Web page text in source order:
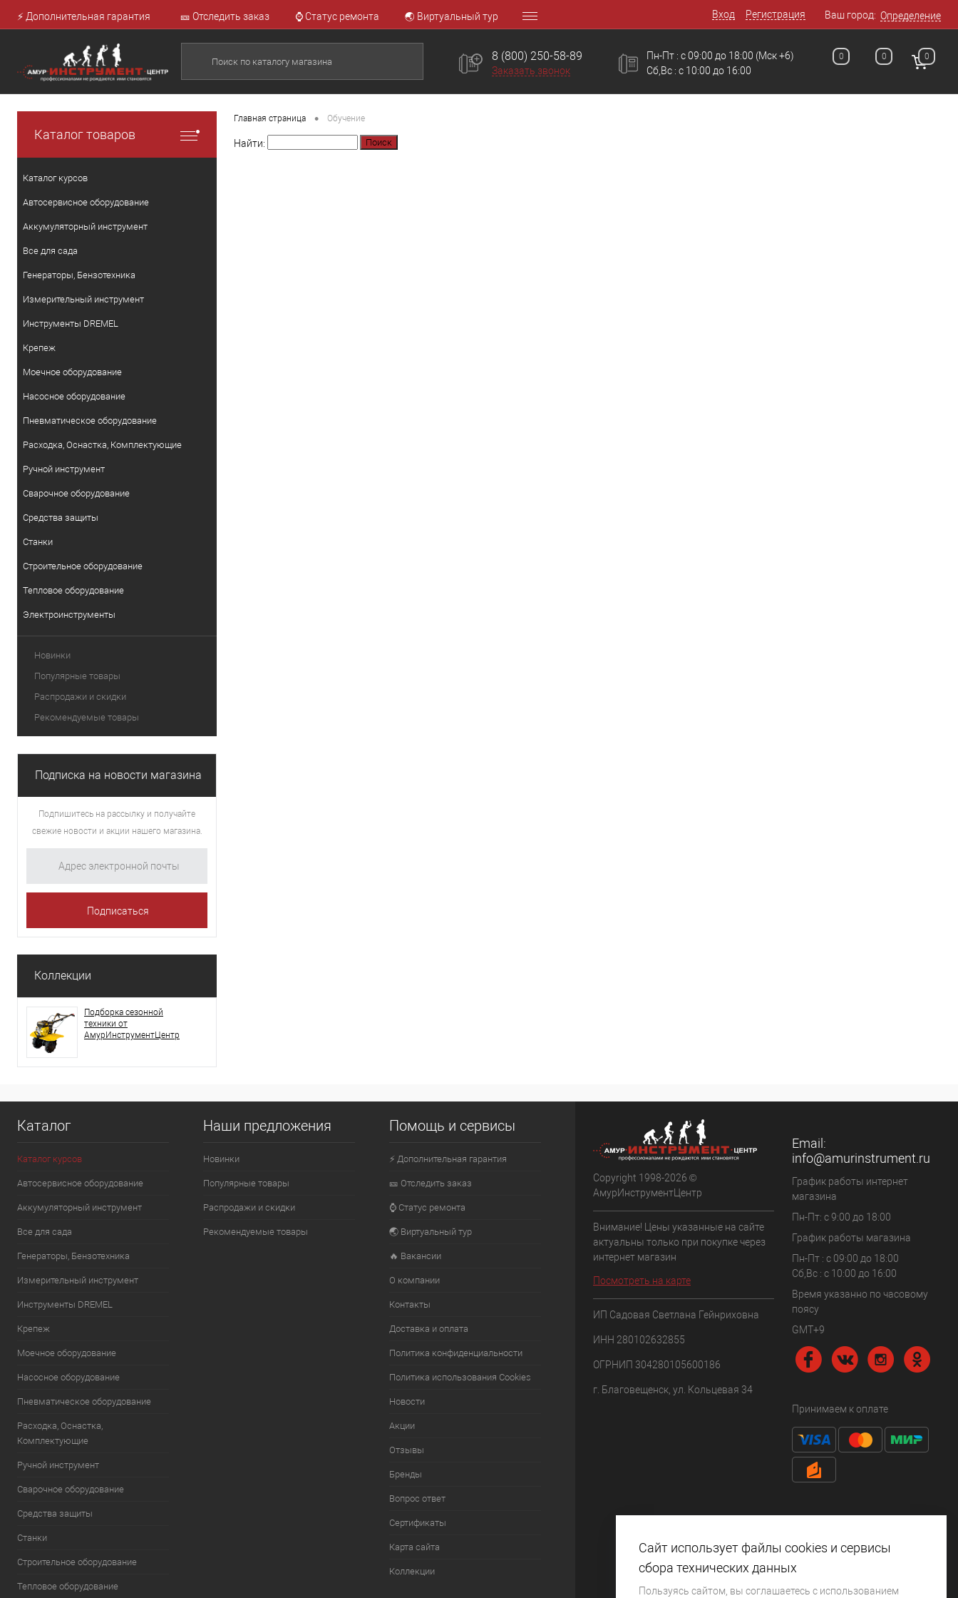
⚡ Дополнительная гарантия 🎫 Отследить заказ ⌚ Статус ремонта 🌏 Виртуальный тур Вход Регистрация Ваш город: Определение
8 (800) 250-58-89
Заказать звонок
Пн-Пт : с 09:00 до 18:00
Сб,Вс : c 10:00 до 16:00
(Мск +6) 0 0 0
Каталог товаров
Каталог курсов
Автосервисное оборудование
Аккумуляторный инструмент
Все для сада
Генераторы, Бензотехника
Измерительный инструмент
Инструменты DREMEL
Крепеж
Моечное оборудование
Насосное оборудование
Пневматическое оборудование
Расходка, Оснастка, Комплектующие
Ручной инструмент
Сварочное оборудование
Средства защиты
Станки
Строительное оборудование
Тепловое оборудование
Электроинструменты
Новинки
Популярные товары
Распродажи и скидки
Рекомендуемые товары
Подписка на новости магазина
Подпишитесь на рассылку и получайте
свежие новости и акции нашего магазина.
Коллекции
Подборка сезонной
техники от
АмурИнструментЦентр
Главная страница • Обучение
Найти:
Каталог
Каталог курсов
Автосервисное оборудование
Аккумуляторный инструмент
Все для сада
Генераторы, Бензотехника
Измерительный инструмент
Инструменты DREMEL
Крепеж
Моечное оборудование
Насосное оборудование
Пневматическое оборудование
Расходка, Оснастка,
Комплектующие
Ручной инструмент
Сварочное оборудование
Средства защиты
Станки
Строительное оборудование
Тепловое оборудование
Наши предложения
Новинки
Популярные товары
Распродажи и скидки
Рекомендуемые товары
Помощь и сервисы
⚡ Дополнительная гарантия
🎫 Отследить заказ
⌚ Статус ремонта
🌏 Виртуальный тур
🔥 Вакансии
О компании
Контакты
Доставка и оплата
Политика конфиденциальности
Политика использования Cookies
Новости
Акции
Отзывы
Бренды
Вопрос ответ
Сертификаты
Карта сайта
Коллекции
Copyright 1998-2026 ©
АмурИнструментЦентр
Внимание! Цены указанные на сайте
актуальны только при покупке через
интернет магазин
Посмотреть на карте
ИП Садовая Светлана Гейнриховна
ИНН 280102632855
ОГРНИП 304280105600186
г. Благовещенск, ул. Кольцевая 34
Email:
info@amurinstrument.ru
График работы интернет
магазина
Пн-Пт: с 9:00 до 18:00
График работы магазина
Пн-Пт : с 09:00 до 18:00
Сб,Вс : c 10:00 до 16:00
Время указанно по часовому
поясу
GMT+9
Принимаем к оплате
Сайт использует файлы cookies и сервисы
сбора технических данных
Пользуясь сайтом, вы соглашаетесь с использованием